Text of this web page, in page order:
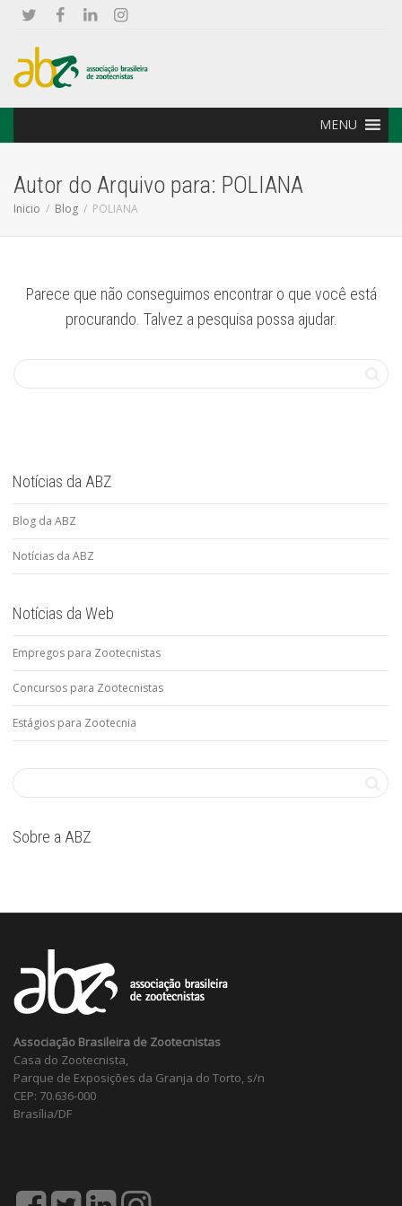
MENU
Autor do Arquivo para: POLIANA
Inicio Blog POLIANA
Parece que não conseguimos encontrar o que você está
procurando. Talvez a pesquisa possa ajudar.
Notícias da ABZ
Blog da ABZ
Notícias da ABZ
Notícias da Web
Empregos para Zootecnistas
Concursos para Zootecnistas
Estágios para Zootecnia
Sobre a ABZ
Associação Brasileira de Zootecnistas
Casa do Zootecnista,
Parque de Exposições da Granja do Torto, s/n
CEP: 70.636-000
Brasília/DF